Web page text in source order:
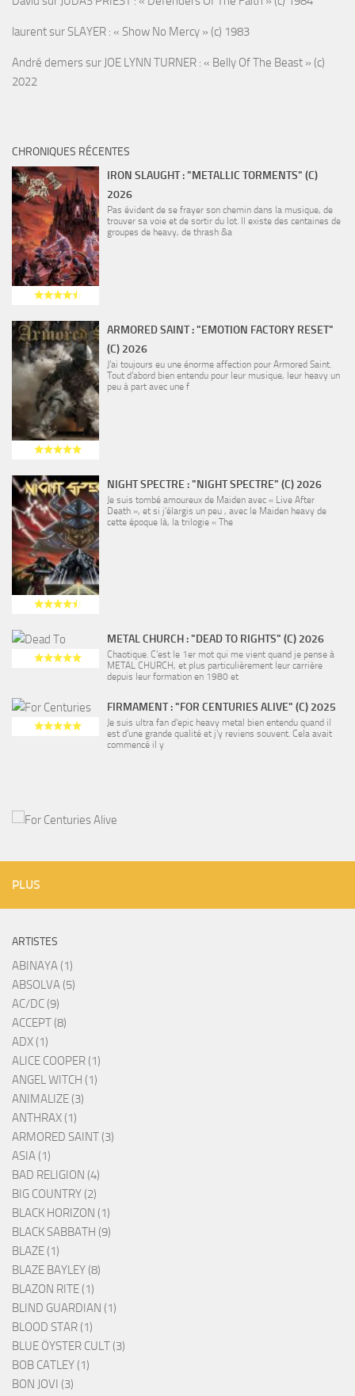
laurentsur SLAYER : « Show No Mercy » (c) 1983
André demerssur JOE LYNN TURNER : « Belly Of The Beast » (c)
2022
CHRONIQUES RÉCENTES
IRON SLAUGHT : "METALLIC TORMENTS" (C)
2026
Pas évident de se frayer son chemin dans la musique, de
trouver sa voie et de sortir du lot. Il existe des centaines de
groupes de heavy, de thrash &a
ARMORED SAINT : "EMOTION FACTORY RESET"
(C) 2026
J’ai toujours eu une énorme affection pour Armored Saint.
Tout d’abord bien entendu pour leur musique, leur heavy un
peu à part avec une f
NIGHT SPECTRE : "NIGHT SPECTRE" (C) 2026
Je suis tombé amoureux de Maiden avec « Live After
Death », et si j’élargis un peu , avec le Maiden heavy de
cette époque là, la trilogie « The
METAL CHURCH : "DEAD TO RIGHTS" (C) 2026
Chaotique. C’est le 1er mot qui me vient quand je pense à
METAL CHURCH, et plus particulièrement leur carrière
depuis leur formation en 1980 et
FIRMAMENT : "FOR CENTURIES ALIVE" (C) 2025
Je suis ultra fan d’epic heavy metal bien entendu quand il
est d’une grande qualité et j’y reviens souvent. Cela avait
commencé il y
PLUS
ARTISTES
ABINAYA (1)
ABSOLVA (5)
AC/DC (9)
ACCEPT (8)
ADX (1)
ALICE COOPER (1)
ANGEL WITCH (1)
ANIMALIZE (3)
ANTHRAX (1)
ARMORED SAINT (3)
ASIA (1)
BAD RELIGION (4)
BIG COUNTRY (2)
BLACK HORIZON (1)
BLACK SABBATH (9)
BLAZE (1)
BLAZE BAYLEY (8)
BLAZON RITE (1)
BLIND GUARDIAN (1)
BLOOD STAR (1)
BLUE ÖYSTER CULT (3)
BOB CATLEY (1)
BON JOVI (3)